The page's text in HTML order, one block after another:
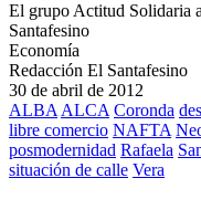
El grupo Actitud Solidaria
Santafesino
Economía
Redacción El Santafesino
30 de abril de 2012
ALBA ALCA Coronda
libre comercio NAFTA
posmodernidad Rafaela
situación de calle Vera